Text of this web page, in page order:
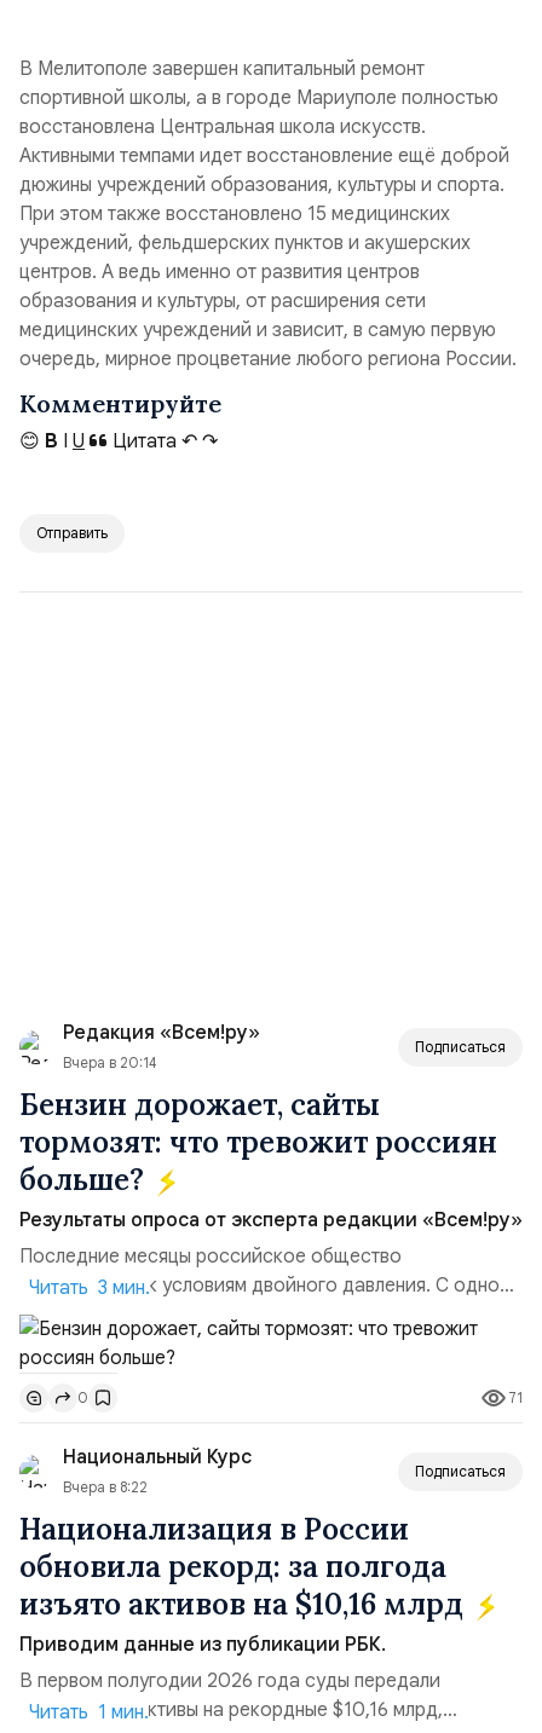
В Мелитополе завершен капитальный ремонт
спортивной школы, а в городе Мариуполе полностью
восстановлена Центральная школа искусств.
Активными темпами идет восстановление ещё доброй
дюжины учреждений образования, культуры и спорта.
При этом также восстановлено 15 медицинских
учреждений, фельдшерских пунктов и акушерских
центров. А ведь именно от развития центров
образования и культуры, от расширения сети
медицинских учреждений и зависит, в самую первую
очередь, мирное процветание любого региона России.
Комментируйте
😊 B I U Цитата ↶ ↷
Отправить
Редакция «Всем!ру»
Вчера в 20:14
Подписаться
Бензин дорожает, сайты
тормозят: что тревожит россиян
больше?
Результаты опроса от эксперта редакции «Всем!ру»
Последние месяцы российское общество
адаптируется к условиям двойного давления. С одной
стороны, происходит рост цен на товары первой
необходимости, инфляция и локальные сбои в
поставках бензина. А с другой – технологическая
турбулентность: перебои в работе интернета,
блокировки сайтов, необходимость осваивать VPN и
российские платформы.Что из этого бье...
Читать 3 мин.
0 71
Национальный Курс
Вчера в 8:22
Подписаться
Национализация в России
обновила рекорд: за полгода
изъято активов на $10,16 млрд
Приводим данные из публикации РБК.
В первом полугодии 2026 года суды передали
государству активы на рекордные $10,16 млрд,
Читать 1 мин.